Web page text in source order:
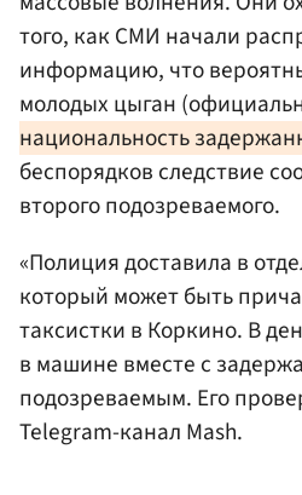
того, как СМИ начали
информацию, что
молодых цыган
национальность
беспорядков следствие
второго подозреваемого.
«Полиция доставила в
который может быть
таксистки в Коркино. В
в машине вместе с
подозреваемым. Его
Telegram-канал Mash.